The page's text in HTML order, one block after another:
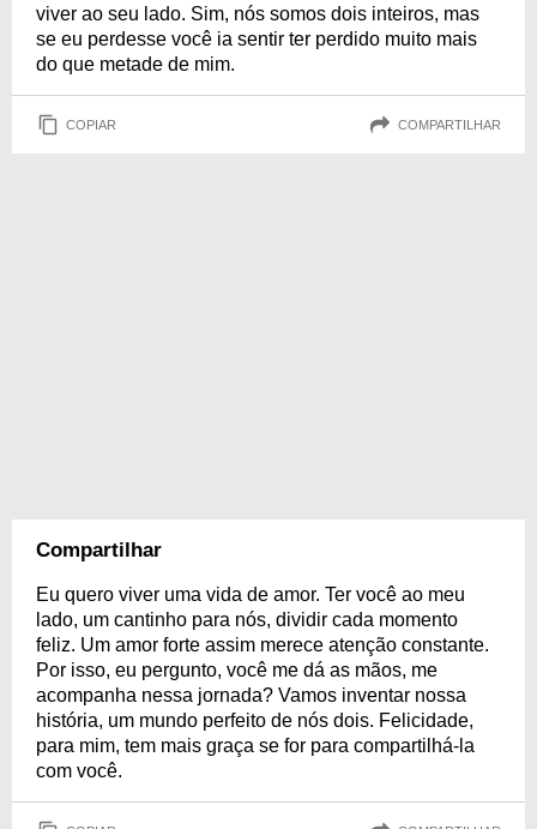
viver ao seu lado. Sim, nós somos dois inteiros, mas
se eu perdesse você ia sentir ter perdido muito mais
do que metade de mim.
COPIAR COMPARTILHAR
Compartilhar
Eu quero viver uma vida de amor. Ter você ao meu
lado, um cantinho para nós, dividir cada momento
feliz. Um amor forte assim merece atenção constante.
Por isso, eu pergunto, você me dá as mãos, me
acompanha nessa jornada? Vamos inventar nossa
história, um mundo perfeito de nós dois. Felicidade,
para mim, tem mais graça se for para compartilhá-la
com você.